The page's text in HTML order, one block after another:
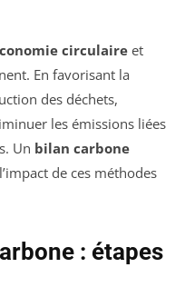
circulaire et
En favorisant la
des déchets,
les émissions liées
Un bilan carbone
de ces méthodes
: étapes